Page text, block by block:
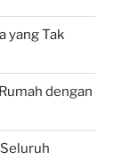
yang Tak
dengan